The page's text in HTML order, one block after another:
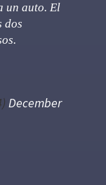
un auto. El
dos
December